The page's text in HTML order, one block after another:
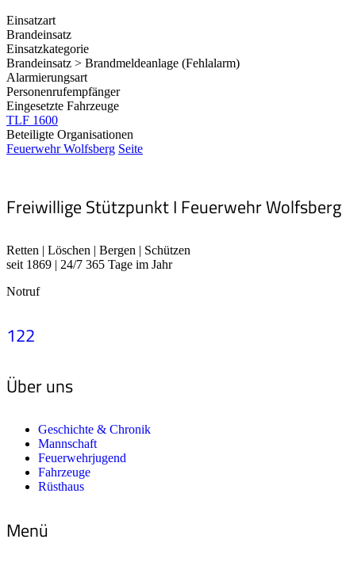
Einsatzart
Brandeinsatz
Einsatzkategorie
Brandeinsatz > Brandmeldeanlage (Fehlalarm)
Alarmierungsart
Personenrufempfänger
Eingesetzte Fahrzeuge
TLF 1600
Beteiligte Organisationen
Feuerwehr Wolfsberg Seite
Freiwillige Stützpunkt I Feuerwehr Wolfsberg
Retten | Löschen | Bergen | Schützen
seit 1869 | 24/7 365 Tage im Jahr
Notruf
122
Über uns
Geschichte & Chronik
Mannschaft
Feuerwehrjugend
Fahrzeuge
Rüsthaus
Menü